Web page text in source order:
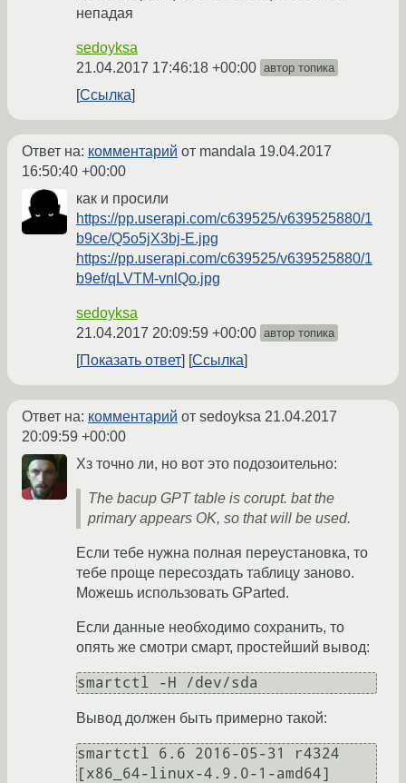
непадая
sedoyksa
21.04.2017 17:46:18 +00:00 автор топика
Ссылка
Ответ на: комментарий от mandala 19.04.2017
16:50:40 +00:00
как и просили
https://pp.userapi.com/c639525/v639525880/1
b9ce/Q5o5jX3bj-E.jpg
https://pp.userapi.com/c639525/v639525880/1
b9ef/qLVTM-vnlQo.jpg
sedoyksa
21.04.2017 20:09:59 +00:00 автор топика
Показать ответ Ссылка
Ответ на: комментарий от sedoyksa 21.04.2017
20:09:59 +00:00
Хз точно ли, но вот это подозоительно:
The bacup GPT table is corupt. bat the
primary appears OK, so that will be used.
Если тебе нужна полная переустановка, то
тебе проще пересоздать таблицу заново.
Можешь использовать GParted.
Если данные необходимо сохранить, то
опять же смотри смарт, простейший вывод:
Вывод должен быть примерно такой:
smartctl 6.6 2016-05-31 r4324
[x86_64-linux-4.9.0-1-amd64]